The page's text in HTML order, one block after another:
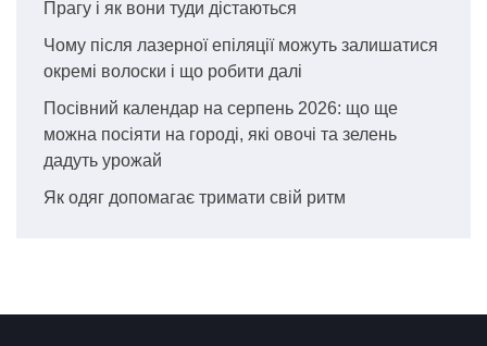
Прагу і як вони туди дістаються
Чому після лазерної епіляції можуть залишатися
окремі волоски і що робити далі
Посівний календар на серпень 2026: що ще
можна посіяти на городі, які овочі та зелень
дадуть урожай
Як одяг допомагає тримати свій ритм